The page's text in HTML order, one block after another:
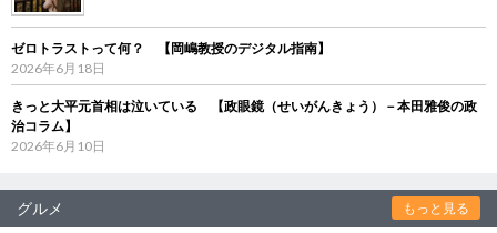
ゼロトラストって何？ 【岡嶋教授のデジタル指南】
2026年6月18日
きっと大平元首相は泣いている 【政眼鏡（せいがんきょう）－本田雅俊の政
治コラム】
2026年6月10日
グルメ もっと見る